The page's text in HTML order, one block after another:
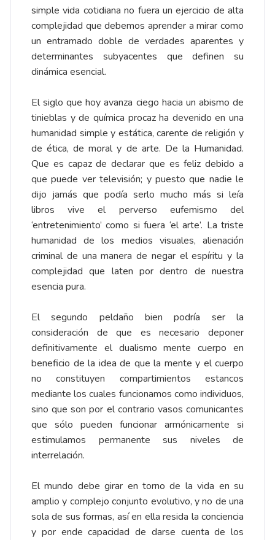
simple vida cotidiana no fuera un ejercicio de alta
complejidad que debemos aprender a mirar como
un entramado doble de verdades aparentes y
determinantes subyacentes que definen su
dinámica esencial.
El siglo que hoy avanza ciego hacia un abismo de
tinieblas y de química procaz ha devenido en una
humanidad simple y estática, carente de religión y
de ética, de moral y de arte. De la Humanidad.
Que es capaz de declarar que es feliz debido a
que puede ver televisión; y puesto que nadie le
dijo jamás que podía serlo mucho más si leía
libros vive el perverso eufemismo del
‘entretenimiento’ como si fuera ‘el arte’. La triste
humanidad de los medios visuales, alienación
criminal de una manera de negar el espíritu y la
complejidad que laten por dentro de nuestra
esencia pura.
El segundo peldaño bien podría ser la
consideración de que es necesario deponer
definitivamente el dualismo mente cuerpo en
beneficio de la idea de que la mente y el cuerpo
no constituyen compartimientos estancos
mediante los cuales funcionamos como individuos,
sino que son por el contrario vasos comunicantes
que sólo pueden funcionar armónicamente si
estimulamos permanente sus niveles de
interrelación.
El mundo debe girar en torno de la vida en su
amplio y complejo conjunto evolutivo, y no de una
sola de sus formas, así en ella resida la conciencia
y por ende capacidad de darse cuenta de los